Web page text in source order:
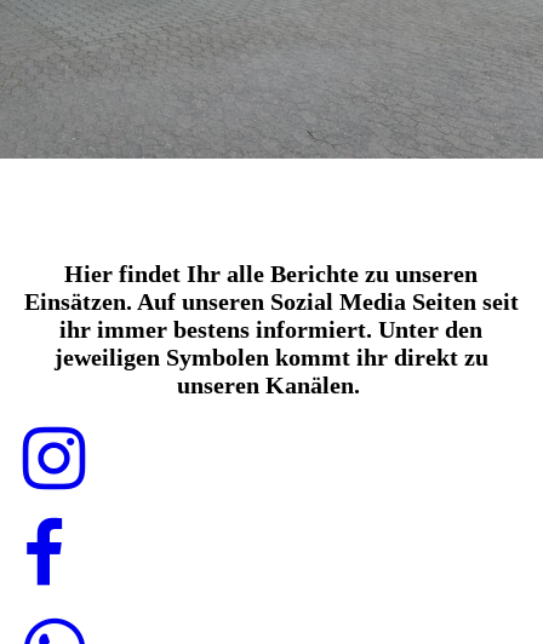
Hier findet Ihr alle Berichte zu unseren
Einsätzen. Auf unseren Sozial Media Seiten seit
ihr immer bestens informiert. Unter den
jeweiligen Symbolen kommt ihr direkt zu
unseren Kanälen.